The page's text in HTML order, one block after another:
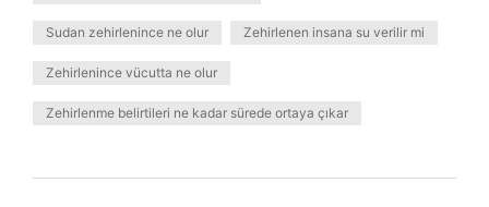
Sudan zehirlenince ne olur Zehirlenen insana su verilir mi
Zehirlenince vücutta ne olur
Zehirlenme belirtileri ne kadar sürede ortaya çıkar